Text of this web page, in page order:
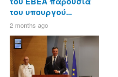
του υπουργού...
2 months ago